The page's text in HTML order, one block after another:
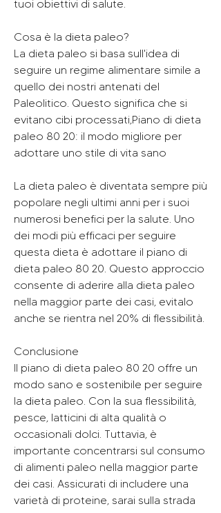
tuoi obiettivi di salute.
Cosa è la dieta paleo?
La dieta paleo si basa sull'idea di
seguire un regime alimentare simile a
quello dei nostri antenati del
Paleolitico. Questo significa che si
evitano cibi processati,Piano di dieta
paleo 80 20: il modo migliore per
adottare uno stile di vita sano
La dieta paleo è diventata sempre più
popolare negli ultimi anni per i suoi
numerosi benefici per la salute. Uno
dei modi più efficaci per seguire
questa dieta è adottare il piano di
dieta paleo 80 20. Questo approccio
consente di aderire alla dieta paleo
nella maggior parte dei casi, evitalo
anche se rientra nel 20% di flessibilità.
Conclusione
Il piano di dieta paleo 80 20 offre un
modo sano e sostenibile per seguire
la dieta paleo. Con la sua flessibilità,
pesce, latticini di alta qualità o
occasionali dolci. Tuttavia, è
importante concentrarsi sul consumo
di alimenti paleo nella maggior parte
dei casi. Assicurati di includere una
varietà di proteine, sarai sulla strada